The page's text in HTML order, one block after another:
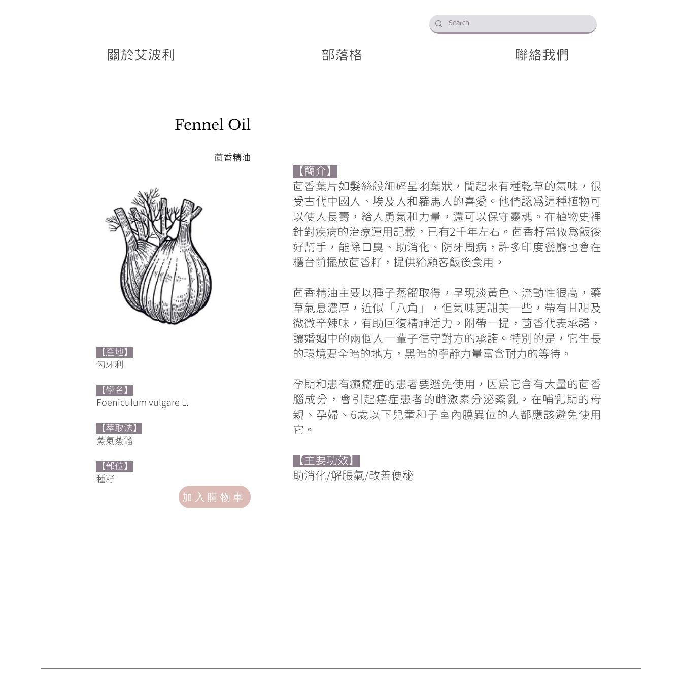
關於艾波利 部落格 聯絡我們
Fennel Oil
茴香精油
【產地】
​匈牙利
【學名】
Foeniculum vulgare L.
【萃取法】
蒸氣蒸餾
【部位】
​種籽
加入購物車
【簡介】
茴香葉片如髮絲般細碎呈羽葉狀，聞起來有種乾草的氣味，很
受古代中國人、埃及人和羅馬人的喜愛。他們認為這種植物可
以使人長壽，給人勇氣和力量，還可以保守靈魂。在植物史裡
針對疾病的治療運用記載，已有2千年左右。茴香籽常做為飯後
好幫手，能除口臭、助消化、防牙周病，許多印度餐廳也會在
櫃台前擺放茴香籽，提供給顧客飯後食用。
茴香精油主要以種子蒸餾取得，呈現淡黃色、流動性很高，藥
草氣息濃厚，近似「八角」，但氣味更甜美一些，帶有甘甜及
微微辛辣味，有助回復精神活力。附帶一提，茴香代表承諾，
讓婚姻中的兩個人一輩子信守對方的承諾。特別的是，它生長
的環境要全暗的地方，黑暗的寧靜力量富含耐力的等待。
孕期和患有癲癇症的患者要避免使用，因為它含有大量的茴香
腦成分，會引起癌症患者的雌激素分泌紊亂。在哺乳期的母
親、孕婦、6歲以下兒童和子宮內膜異位的人都應該避免使用
它。
【主要功效】
助消化/解脹氣/改善便秘